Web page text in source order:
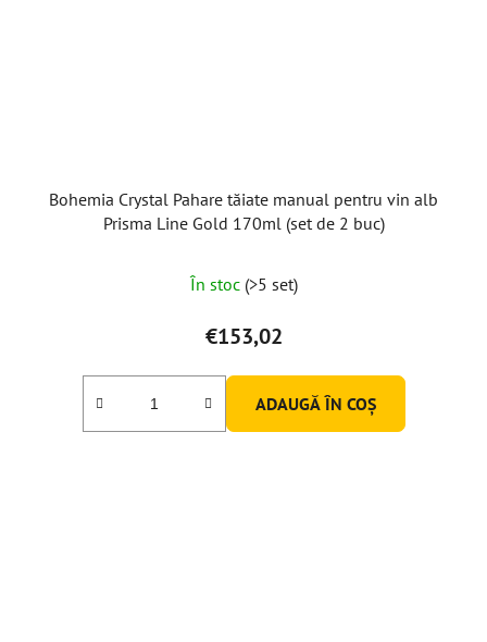
Bohemia Crystal Pahare tăiate manual pentru vin alb
Prisma Line Gold 170ml (set de 2 buc)
În stoc (>5 set)
€153,02
ADAUGĂ ÎN COŞ